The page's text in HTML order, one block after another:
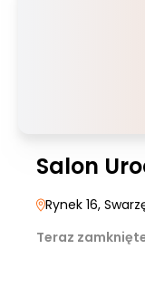
Salon
Rynek 16,
Teraz